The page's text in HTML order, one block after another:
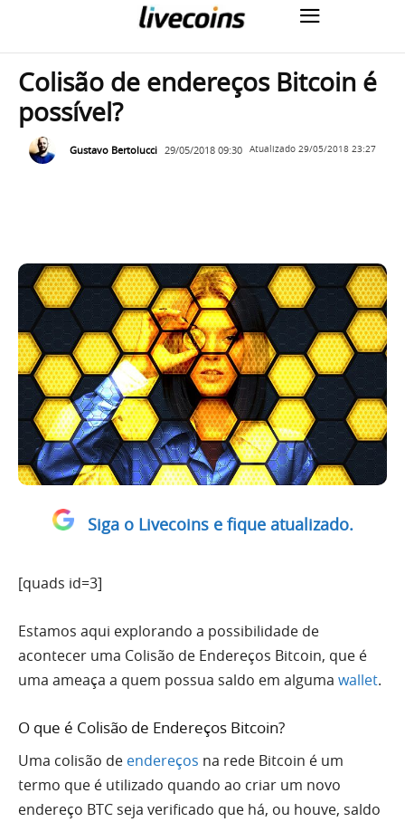
Colisão de endereços Bitcoin é
possível?
Gustavo Bertolucci 29/05/2018 09:30 Atualizado 29/05/2018 23:27
Siga o Livecoins e fique atualizado.
[quads id=3]
Estamos aqui explorando a possibilidade de
acontecer uma Colisão de Endereços Bitcoin, que é
uma ameaça a quem possua saldo em alguma wallet.
O que é Colisão de Endereços Bitcoin?
Uma colisão de endereços na rede Bitcoin é um
termo que é utilizado quando ao criar um novo
endereço BTC seja verificado que há, ou houve, saldo